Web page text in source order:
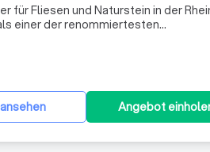
für Fliesen und Naturstein in der
einer der renommiertesten
Angebot